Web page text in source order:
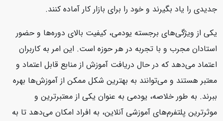
جدیدی را یاد بگیرند و خود را برای بازار کار آماده کنند.
یکی از ویژگی‌های برجسته یودمی، کیفیت بالای دوره‌ها و حضور
استادان مجرب و با تجربه در هر حوزه است. این امر به کاربران
اعتماد می‌دهد که در حال دریافت آموزش از منابع قابل اعتماد و
معتبر هستند و می‌توانند به بهترین شکل ممکن از آموزش‌ها بهره
ببرند. به طور خلاصه، یودمی به عنوان یکی از معتبرترین و
موثرترین پلتفرم‌های آموزشی آنلاین، به افراد امکان می‌دهد تا به